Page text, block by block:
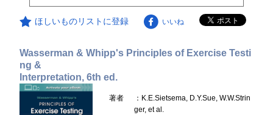
ほしいものリストに登録 いいね
Wasserman & Whipp's Principles of Exercise Testi
ng &
Interpretation, 6th ed.
著者
：K.E.Sietsema, D.Y.Sue, W.W.Strin
ger, et al.